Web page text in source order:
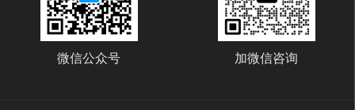
微信公众号 加微信咨询